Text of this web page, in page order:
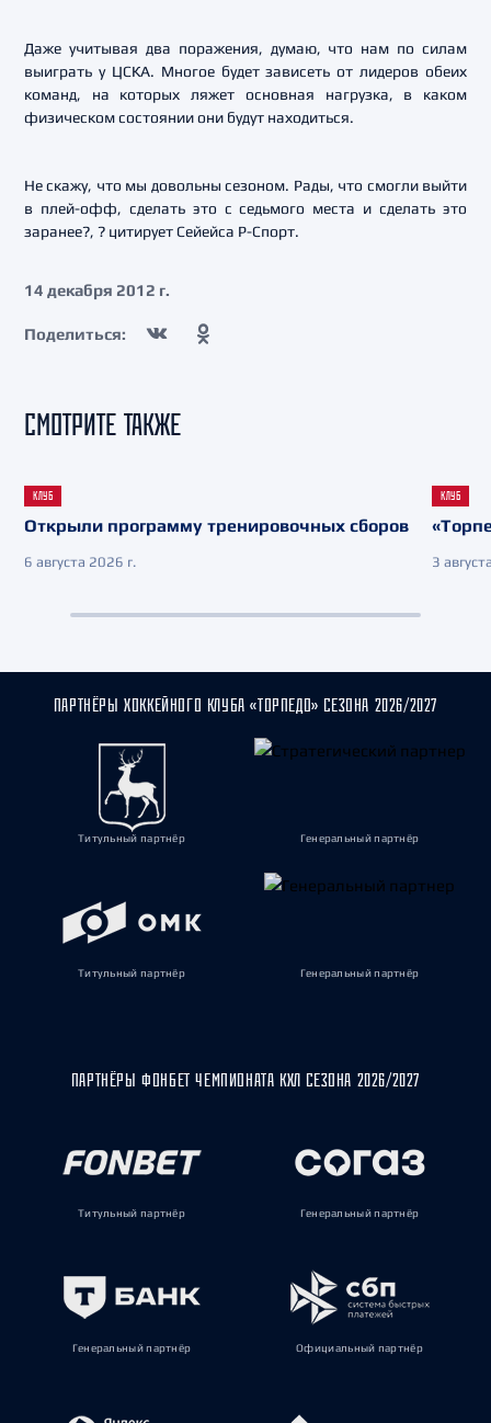
Даже учитывая два поражения, думаю, что нам по силам
выиграть у ЦСКА. Многое будет зависеть от лидеров обеих
команд, на которых ляжет основная нагрузка, в каком
физическом состоянии они будут находиться.
Не скажу, что мы довольны сезоном. Рады, что смогли выйти
в плей-офф, сделать это с седьмого места и сделать это
заранее?, ? цитирует Сейейса Р-Спорт.
14 декабря 2012 г.
Поделиться:
СМОТРИТЕ ТАКЖЕ
КЛУБ
Открыли программу тренировочных сборов
6 августа 2026 г.
КЛУБ
3
ПАРТНЁРЫ ХОККЕЙНОГО КЛУБА «ТОРПЕДО» СЕЗОНА 2026/2027
Титульный партнёр Генеральный партнёр
Титульный партнёр Генеральный партнёр
ПАРТНЁРЫ ФОНБЕТ ЧЕМПИОНАТА КХЛ СЕЗОНА 2026/2027
Титульный партнёр Генеральный партнёр
Генеральный партнёр Официальный партнёр